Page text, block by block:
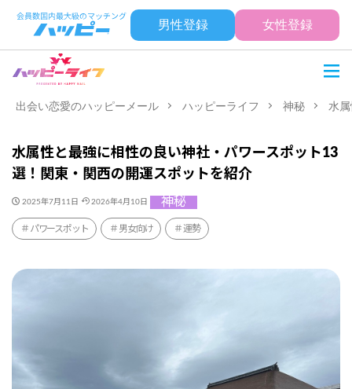
男性登録 女性登録
出会い恋愛のハッピーメール ハッピーライフ 神秘 水
水属性と最強に相性の良い神社・パワースポット13
選！関東・関西の開運スポットを紹介
2025年7月11日 2026年4月10日 神秘
パワースポット 男女向け 運勢